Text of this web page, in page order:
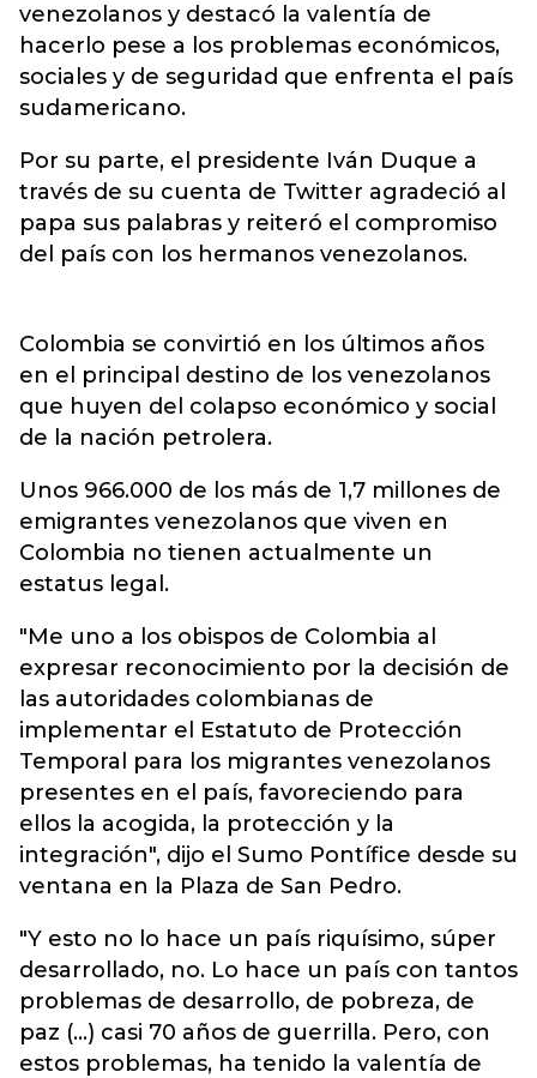
venezolanos y destacó la valentía de
hacerlo pese a los problemas económicos,
sociales y de seguridad que enfrenta el país
sudamericano.
Por su parte, el presidente Iván Duque a
través de su cuenta de Twitter agradeció al
papa sus palabras y reiteró el compromiso
del país con los hermanos venezolanos.
Colombia se convirtió en los últimos años
en el principal destino de los venezolanos
que huyen del colapso económico y social
de la nación petrolera.
Unos 966.000 de los más de 1,7 millones de
emigrantes venezolanos que viven en
Colombia no tienen actualmente un
estatus legal.
"Me uno a los obispos de Colombia al
expresar reconocimiento por la decisión de
las autoridades colombianas de
implementar el Estatuto de Protección
Temporal para los migrantes venezolanos
presentes en el país, favoreciendo para
ellos la acogida, la protección y la
integración", dijo el Sumo Pontífice desde su
ventana en la Plaza de San Pedro.
"Y esto no lo hace un país riquísimo, súper
desarrollado, no. Lo hace un país con tantos
problemas de desarrollo, de pobreza, de
paz (...) casi 70 años de guerrilla. Pero, con
estos problemas, ha tenido la valentía de